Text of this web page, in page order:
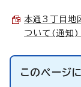
本通3丁目地
ついて(通知
このページ